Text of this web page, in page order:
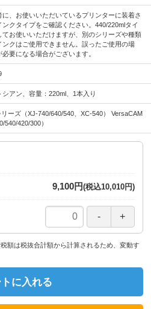
に、お使いいただいているプリンターに装着さ
ンクタイプをご確認ください。440/220mlタイ
てお使いいただけますが、別のシリーズや種類
ンクはご使用できません。誤ったご使用の場
要になる場合がございます。
シアン、容量：220ml、1本入り
ーズ（XJ-740/640/540、XC-540） VersaCAM
540/420/300）
9,100円(税込10,010円)
額は税抜合計額から計算されるため、変動す
に入れる